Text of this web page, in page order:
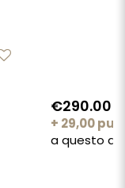
€290.00
+ 29,00
a questo